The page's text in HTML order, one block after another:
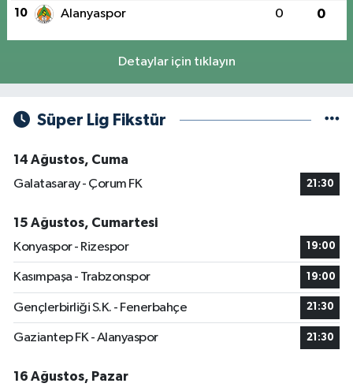
10 Alanyaspor 0 0
Detaylar için tıklayın
Süper Lig Fikstür
14 Ağustos, Cuma
Galatasaray - Çorum FK
21:30
15 Ağustos, Cumartesi
Konyaspor - Rizespor
19:00
Kasımpaşa - Trabzonspor 19:00
Gençlerbirliği S.K. - Fenerbahçe 21:30
Gaziantep FK - Alanyaspor 21:30
16 Ağustos, Pazar